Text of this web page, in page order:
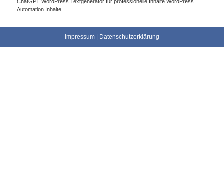
ChatGPT WordPress Textgenerator für professionelle Inhalte WordPress
Automation Inhalte
Impressum| Datenschutzerklärung